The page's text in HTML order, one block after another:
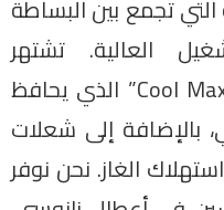
التي تجمع بين البساطة
العالية. تشتهر
بوتاجازات زانوسي بنظام “Cool Max” الذي يحافظ
بالإضافة إلى شعلات
الغاز. نحن نوفر